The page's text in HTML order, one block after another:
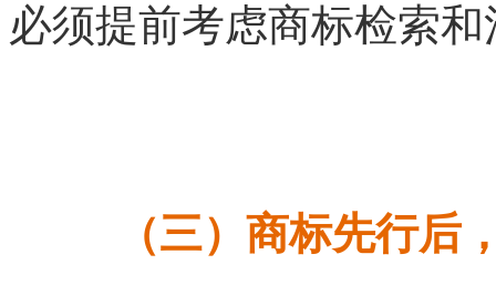
必须提前考虑商标检索
（三）商标先行后